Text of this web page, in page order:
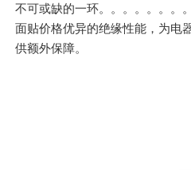
不可或缺的一环。。。。。。。
面贴价格优异的绝缘性能，为电
供额外保障。